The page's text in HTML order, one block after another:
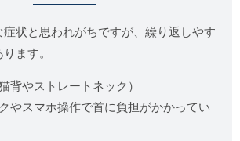
状と思われがちですが、繰り返しやす
ます。
背やストレートネック）
やスマホ操作で首に負担がかかってい